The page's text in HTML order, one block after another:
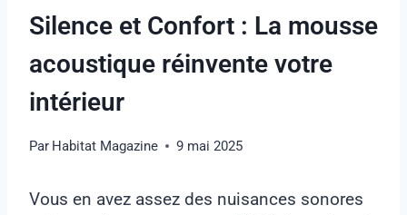
Silence et Confort : La mousse
acoustique réinvente votre
intérieur
Par Habitat Magazine 9 mai 2025
Vous en avez assez des nuisances sonores